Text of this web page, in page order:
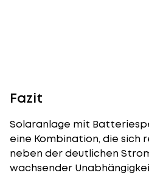
Fazit
Solaranlage mit
eine Kombination, die sich
neben der deutlichen
wachsender